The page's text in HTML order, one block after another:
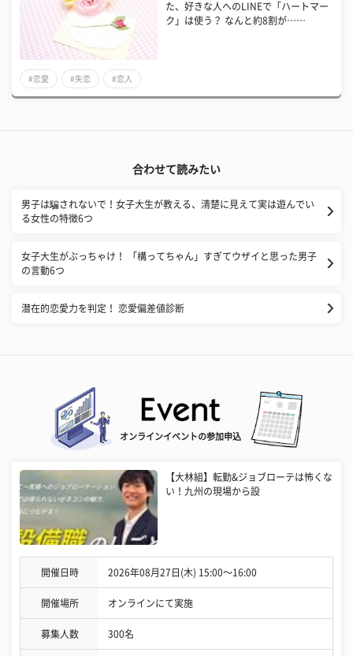
た、好きな人へのLINEで「ハートマー
ク」は使う？ なんと約8割が……
#恋愛 #失恋 #恋人
合わせて読みたい
男子は騙されないで！女子大生が教える、清楚に見えて実は遊んでい
る女性の特徴6つ
女子大生がぶっちゃけ！ 「構ってちゃん」すぎてウザイと思った男子
の言動6つ
潜在的恋愛力を判定！ 恋愛偏差値診断
オンラインイベントの参加申込
【大林組】転勤&ジョブローテは怖くな
い！九州の現場から設
開催日時 2026年08月27日(木) 15:00〜16:00
開催場所 オンラインにて実施
募集人数 300名